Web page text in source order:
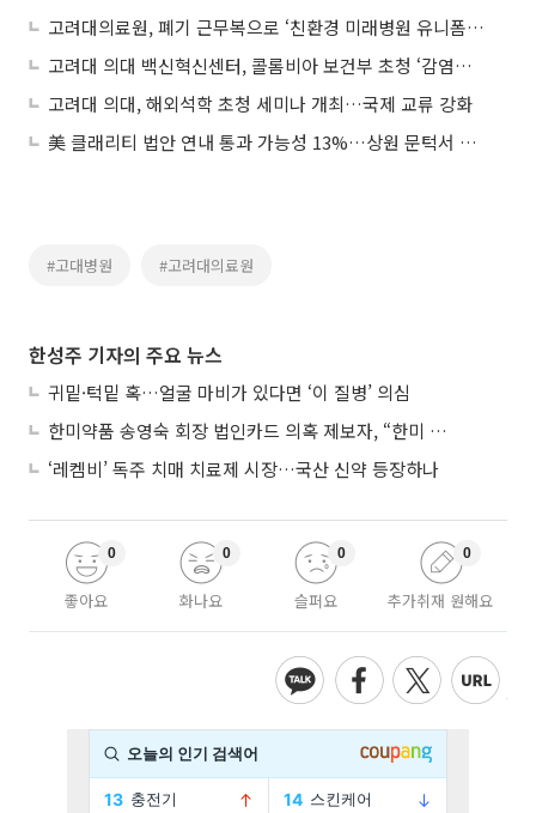
고려대의료원, 폐기 근무복으로 ‘친환경 미래병원 유니폼’ 제작
고려대 의대 백신혁신센터, 콜롬비아 보건부 초청 ‘감염병 대응 역량’ 교육
고려대 의대, 해외석학 초청 세미나 개최…국제 교류 강화
美 클래리티 법안 연내 통과 가능성 13%…상원 문턱서 제동
#고대병원 #고려대의료원
한성주 기자의 주요 뉴스
귀밑·턱밑 혹…얼굴 마비가 있다면 ‘이 질병’ 의심
한미약품 송영숙 회장 법인카드 의혹 제보자, “한미 잘 되기 바라는 마음”
‘레켐비’ 독주 치매 치료제 시장…국산 신약 등장하나
좋아요
0
화나요
0
슬퍼요
0
추가취재 원해요
0